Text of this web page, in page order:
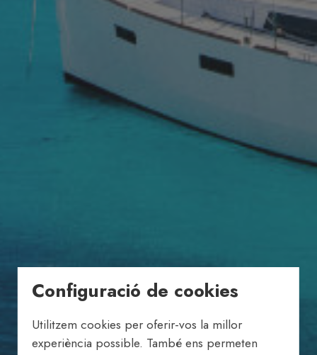
Configuració de cookies
Utilitzem cookies per oferir-vos la millor
experiència possible. També ens permeten